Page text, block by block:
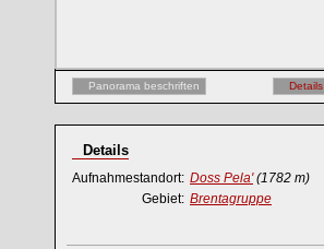
Panorama beschriften Details
Details
Aufnahmestandort: Doss Pela' (1782 m)
Gebiet: Brentagruppe